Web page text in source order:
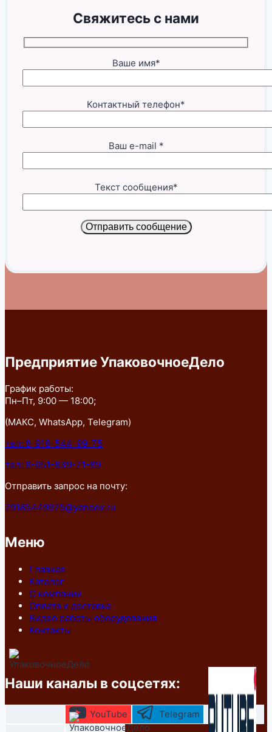
Свяжитесь с нами
Ваше имя*
Контактный телефон*
Ваш e-mail *
Текст сообщения*
Отправить сообщение
Предприятие УпаковочноеДело
График работы:
Пн–Пт, 9:00 — 18:00;
(МАКС, WhatsApp, Telegram)
тел: 8-918-544-99-75
тел: 8-951-839-71-89
Отправить запрос на почту:
79185449975@yandex.ru
Меню
Главная
Каталог
О компании
Оплата и доставка
Видео работы оборудования
Контакты
Наши каналы в соцсетях:
YouTube Telegram